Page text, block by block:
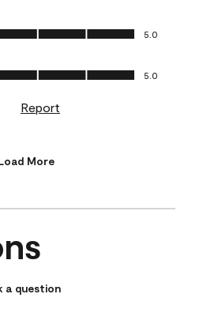
of 5
5.0
of 5
5.0
Report
More
a question